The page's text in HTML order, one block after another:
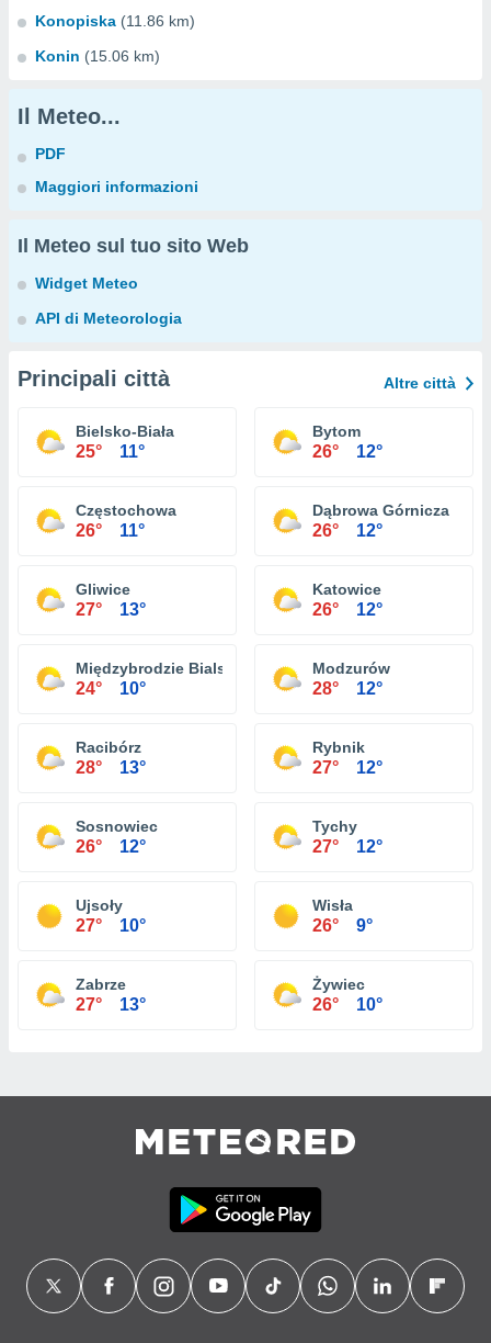
Konopiska (11.86 km)
Konin (15.06 km)
Il Meteo...
PDF
Maggiori informazioni
Il Meteo sul tuo sito Web
Widget Meteo
API di Meteorologia
Principali città Altre città
Bielsko-Biała
25° 11°
Bytom
26° 12°
Częstochowa
26° 11°
Dąbrowa Górnicza
26° 12°
Gliwice
27° 13°
Katowice
26° 12°
Międzybrodzie Bialskie
24° 10°
Modzurów
28° 12°
Racibórz
28° 13°
Rybnik
27° 12°
Sosnowiec
26° 12°
Tychy
27° 12°
Ujsoły
27° 10°
Wisła
26° 9°
Zabrze
27° 13°
Żywiec
26° 10°